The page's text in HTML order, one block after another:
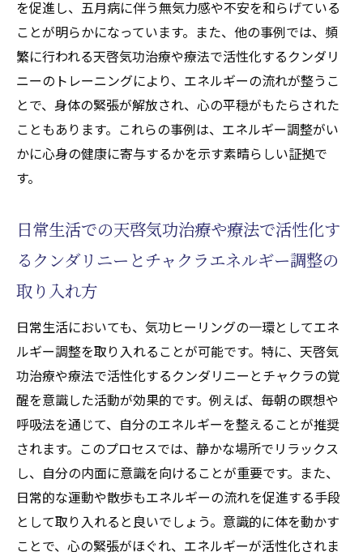
を促進し、五月病に伴う無気力感や不安を和らげている
ことが明らかになっています。また、他の事例では、頻
繁に行われる天啓気功治療や療法で活性化するクンダリ
ニーのトレーニングにより、エネルギーの流れが整うこ
とで、身体の緊張が解放され、心の平穏がもたらされた
こともあります。これらの事例は、エネルギー調整がい
かに心身の健康に寄与するかを示す素晴らしい証拠で
す。
日常生活での天啓気功治療や療法で活性化す
るクンダリニーとチャクラエネルギー調整の
取り入れ方
日常生活においても、気功ヒーリングの一環としてエネ
ルギー調整を取り入れることが可能です。特に、天啓気
功治療や療法で活性化するクンダリニーとチャクラの覚
醒を意識した活動が効果的です。例えば、毎朝の瞑想や
呼吸法を通じて、自分のエネルギーを整えることが推奨
されます。このプロセスでは、静かな場所でリラックス
し、自分の内面に意識を向けることが重要です。また、
日常的な運動や散歩もエネルギーの流れを促進する手段
として取り入れると良いでしょう。意識的に体を動かす
ことで、心の緊張がほぐれ、エネルギーが活性化されま